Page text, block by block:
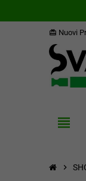
card_giftcard Nuovi
view_headline
chevron_right